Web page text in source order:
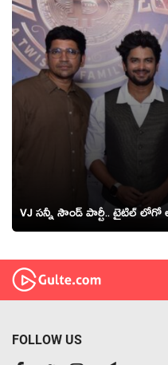
VJ సన్నీ సౌండ్ పార్టీ.. టైటిల్
FOLLOW US